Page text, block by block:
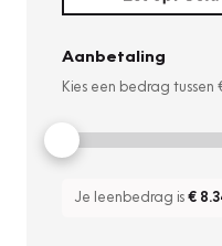
Aanbetaling
Kies een bedrag tussen
Je leenbedrag is€